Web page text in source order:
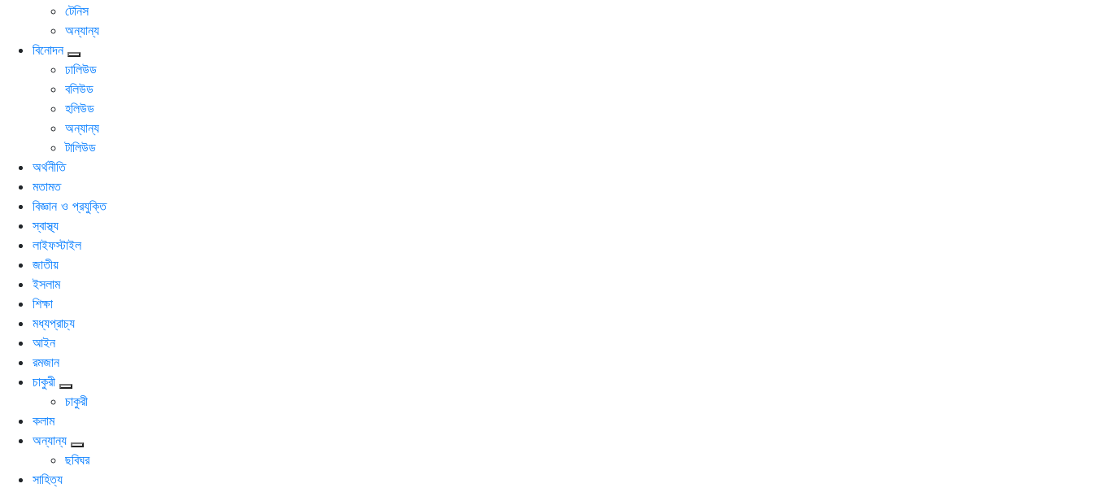
টেনিস
অন্যান্য
বিনোদন
ঢালিউড
বলিউড
হলিউড
অন্যান্য
টালিউড
অর্থনীতি
মতামত
বিজ্ঞান ও প্রযুক্তি
স্বাস্থ্য
লাইফস্টাইল
জাতীয়
ইসলাম
শিক্ষা
মধ্যপ্রাচ্য
আইন
রমজান
চাকুরী
চাকুরী
কলাম
অন্যান্য
ছবিঘর
সাহিত্য